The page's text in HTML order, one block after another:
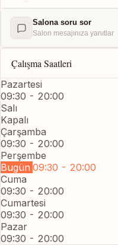
Salona soru sor
Salon mesajınıza yanıtlar
Çalışma Saatleri
Pazartesi
09:30 - 20:00
Salı
Kapalı
Çarşamba
09:30 - 20:00
Perşembe
Bugün 09:30 - 20:00
Cuma
09:30 - 20:00
Cumartesi
09:30 - 20:00
Pazar
09:30 - 20:00